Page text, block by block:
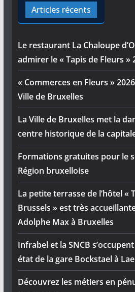
Articles récents
Le restaurant La Chaloupe
admirer le « Tapis de Fleurs »
« Commerces en Fleurs »
Ville de Bruxelles
La Ville de Bruxelles met la
centre historique de la
Formations gratuites pour le
Région bruxelloise
La petite terrasse de l’hôtel «
Brussels » est très
Adolphe Max à Bruxelles
Infrabel et la SNCB
état de la gare Bockstael à
Découvrez les métiers en